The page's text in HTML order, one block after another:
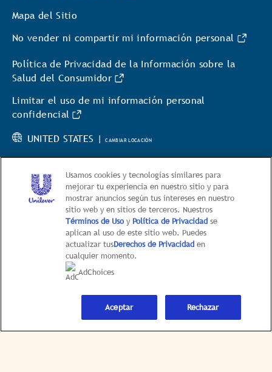
Mapa del Sitio
No vender ni compartir mi información personal
Política de Privacidad de la Información sobre la
Salud del Consumidor
Limitar el uso de mi información personal
confidencial
UNITED STATES |CAMBIAR LOCACIÓN
© 2026 Hellmann’s
This web site is directed only to U.S. consumers for
products and services of Unilever United States.
This web site is not directed to consumers outside of
Usamos cookies y tecnologías similares para
mejorar tu experiencia en nuestro sitio y para
mostrar anuncios según tus intereses en nuestro
sitio web y en sitios de terceros. Nuestros
Términos de Uso y Política de Privacidadse
aplican al uso de este sitio web. Puedes
actualizar tusDerechos de Privacidad en
cualquier momento.
AdChoices
Rechazar
Aceptar